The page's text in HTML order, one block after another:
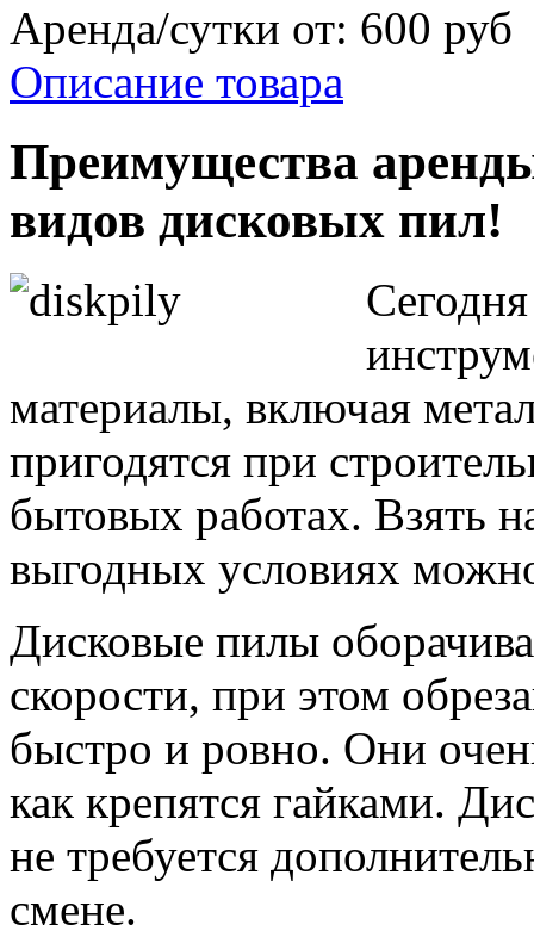
Аренда/сутки от: 600 руб
Описание товара
Преимущества
видов дисковых пил!
материалы, включая
пригодятся при
бытовых работах. Взять
выгодных условиях
Дисковые пилы
скорости, при этом
быстро и ровно. Они
как крепятся гайками.
не требуется
смене.